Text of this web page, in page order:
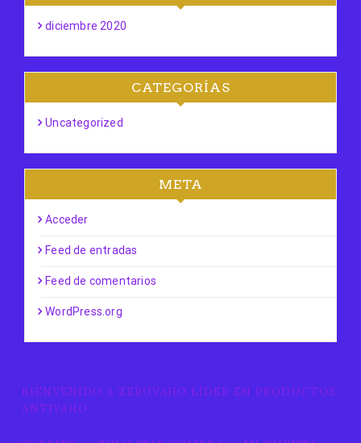
diciembre 2020
CATEGORÍAS
Uncategorized
META
Acceder
Feed de entradas
Feed de comentarios
WordPress.org
BIENVENIDO A ZEROVAHO LÍDER EN PRODUCTOS
ANTIVAHO